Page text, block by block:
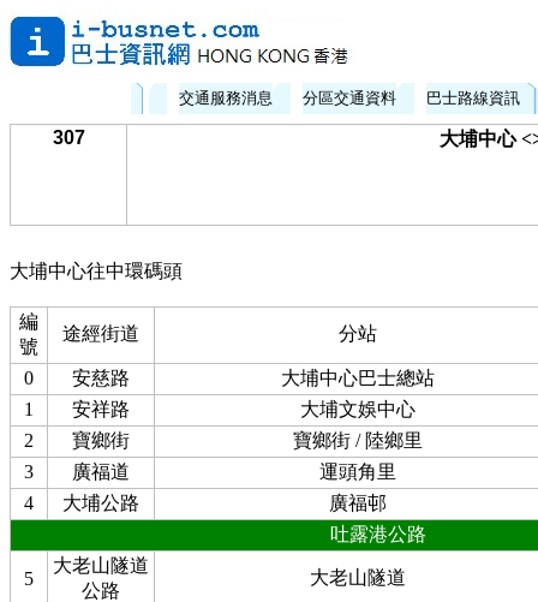
交通服務消息 分區交通資料 巴士路線資訊
307 大埔中心
大埔中心往中環碼頭
編
號
途經街道 分站
0 安慈路
大埔中心巴士總站
1
安祥路
大埔文娛中心
2
寶鄉街
寶鄉街 / 陸鄉里
3
廣福道
運頭角里
4
大埔公路
廣福邨
吐露港公路
5
大老山隧道
公路
大老山隧道